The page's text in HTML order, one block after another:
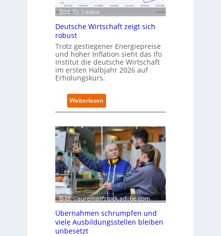
s
a
i
B
i
t
k
m
-
D
S
I
-
I
n
d
e
x
a
f
P
Bild: Ifo Institut
Deutsche Wirtschaft zeigt sich
robust
Trotz gestiegener Energiepreise
und hoher Inflation sieht das Ifo
Institut die deutsche Wirtschaft
im ersten Halbjahr 2026 auf
Erholungskurs.
Weiterlesen:
D
u
t
s
c
h
e
W
i
r
s
c
Bild: ©auremar/stock.adobe.com
Übernahmen schrumpfen und
viele Ausbildungsstellen bleiben
unbesetzt